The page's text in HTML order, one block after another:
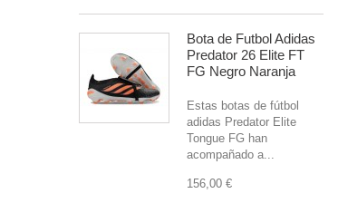
Bota de Futbol Adidas
Predator 26 Elite FT
FG Negro Naranja
Estas botas de fútbol
adidas Predator Elite
Tongue FG han
acompañado a...
156,00 €